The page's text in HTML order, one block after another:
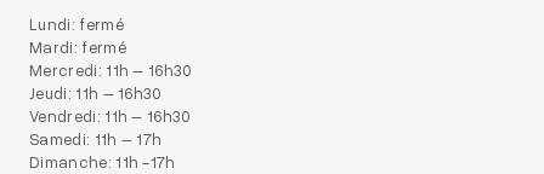
Lundi: fermé
Mardi: fermé
Mercredi: 11h – 16h30
Jeudi: 11h – 16h30
Vendredi: 11h – 16h30
Samedi: 11h – 17h
Dimanche: 11h -17h